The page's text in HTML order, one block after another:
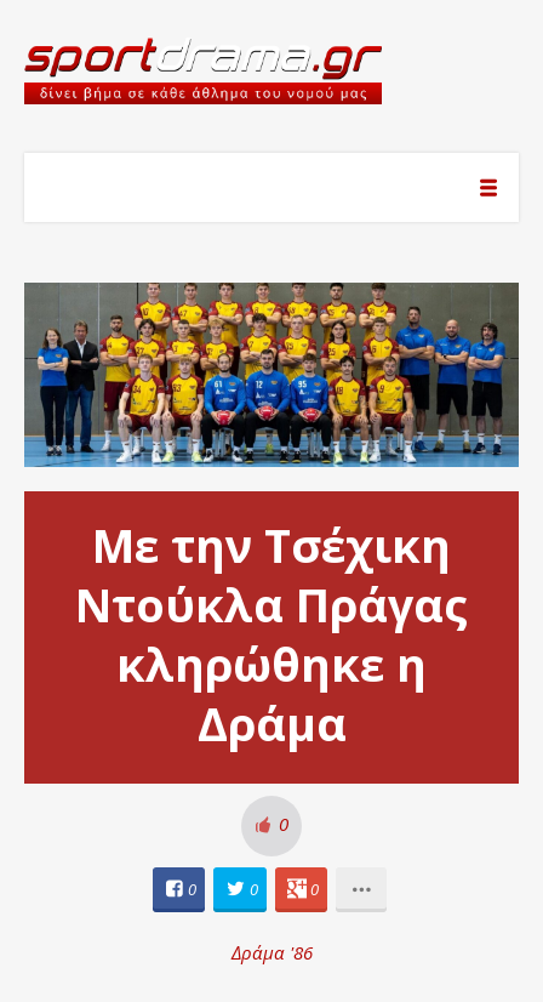
Με την Τσέχικη
Ντούκλα Πράγας
κληρώθηκε η
Δράμα
0
0 0 0
Δράμα '86